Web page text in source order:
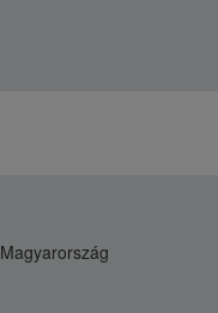
Magyarország